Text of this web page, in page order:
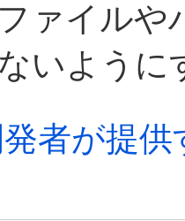
ァイルや
いように
発者が提供